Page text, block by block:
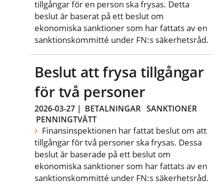
tillgångar för en person ska frysas. Detta
beslut är baserat på ett beslut om
ekonomiska sanktioner som har fattats av en
sanktionskommitté under FN:s säkerhetsråd.
Beslut att frysa tillgångar
för två personer
2026-03-27 | BETALNINGAR SANKTIONER
PENNINGTVÄTT
Finansinspektionen har fattat beslut om att
tillgångar för två personer ska frysas. Dessa
beslut är baserade på ett beslut om
ekonomiska sanktioner som har fattats av en
sanktionskommitté under FN:s säkerhetsråd.